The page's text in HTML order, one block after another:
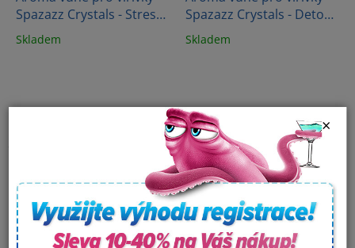
×
Spazazz Crystals - Stress
therapy (538g)
Skladem
Spazazz Crystals - Detox
therapy (562g)
Skladem